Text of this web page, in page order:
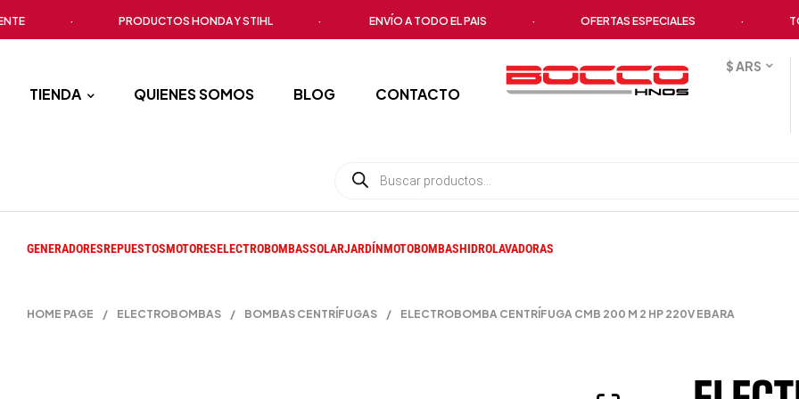
PRODUCTOS HONDA Y STIHL ENVÍO A TODO EL PAIS OFERTAS ESPECIALES
TIENDA QUIENES SOMOS BLOG CONTACTO
$ ARS
GENERADORESREPUESTOSMOTORESELECTROBOMBASSOLARJARDÍNMOTOBOMBASHIDROLAVADORAS
HOME PAGE / ELECTROBOMBAS / BOMBAS CENTRÍFUGAS / ELECTROBOMBA CENTRÍFUGA CMB 200 M 2 HP 220V EBARA